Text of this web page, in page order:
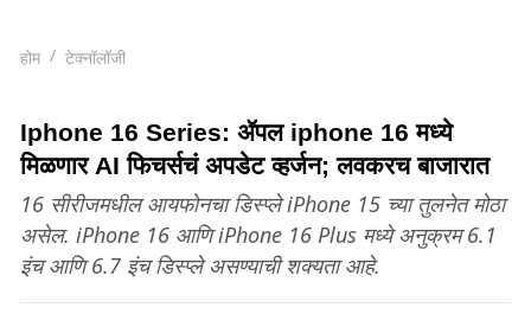
होम टेक्नॉलॉजी
Iphone 16 Series: ॲपल iphone 16 मध्ये
मिळणार AI फिचर्सचं अपडेट व्हर्जन; लवकरच बाजारात
16 सीरीजमधील आयफोनचा डिस्प्ले iPhone 15 च्या तुलनेत मोठा
असेल. iPhone 16 आणि iPhone 16 Plus मध्ये अनुक्रम 6.1
इंच आणि 6.7 इंच डिस्प्ले असण्याची शक्यता आहे.